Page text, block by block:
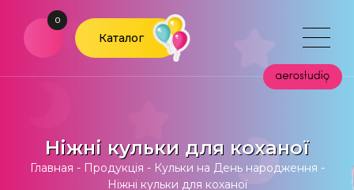
0
Каталог
Ніжні кульки для коханої
Главная - Продукція - Кульки на День народження -
Ніжні кульки для коханої